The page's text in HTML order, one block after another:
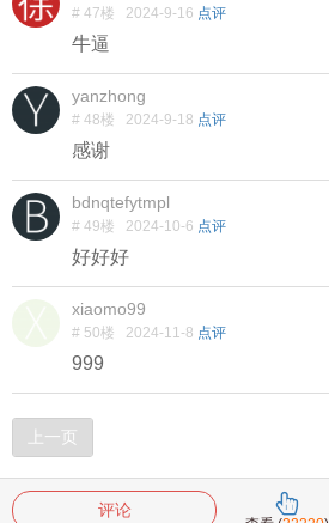
# 47楼 2024-9-16 点评
牛逼
yanzhong
# 48楼 2024-9-18 点评
感谢
bdnqtefytmpl
# 49楼 2024-10-6 点评
好好好
xiaomo99
# 50楼 2024-11-8 点评
999
上一页
评论